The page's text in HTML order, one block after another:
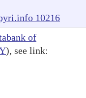
10216
of
), see link: